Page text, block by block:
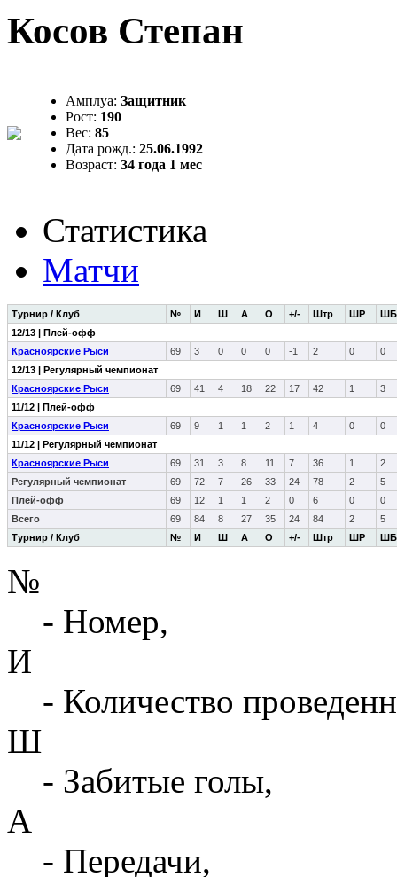
Косов Степан
Амплуа: Защитник
Рост: 190
Вес: 85
Дата рожд.: 25.06.1992
Возраст: 34 года 1 мес
Статистика
Матчи
Турнир / Клуб № И Ш А О +/- Штр ШР ШБ
Турнир / Клуб № И Ш А О +/- Штр ШР ШБ
12/13 | Плей-офф
Красноярские Рыси
69 3 0 0 0 -1 2 0
0
12/13 | Регулярный чемпионат
Красноярские Рыси
69 41 4 18 22 17 42 1
3
11/12 | Плей-офф
Красноярские Рыси
69 9 1 1 2 1 4 0
0
11/12 | Регулярный чемпионат
Красноярские Рыси
69 31 3 8 11 7 36 1
2
Регулярный чемпионат
69 72 7 26 33 24 78 2
5
Плей-офф
69 12 1 1 2 0 6 0
0
Всего
69 84 8 27 35 24 84 2 5
№
- Номер,
И
- Количество
Ш
- Забитые голы,
А
- Передачи,